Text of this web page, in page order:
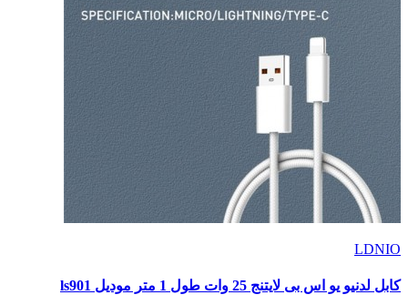
LDNIO
كابل لدنيو يو اس بى لايتنج 25 وات طول 1 متر موديل ls901